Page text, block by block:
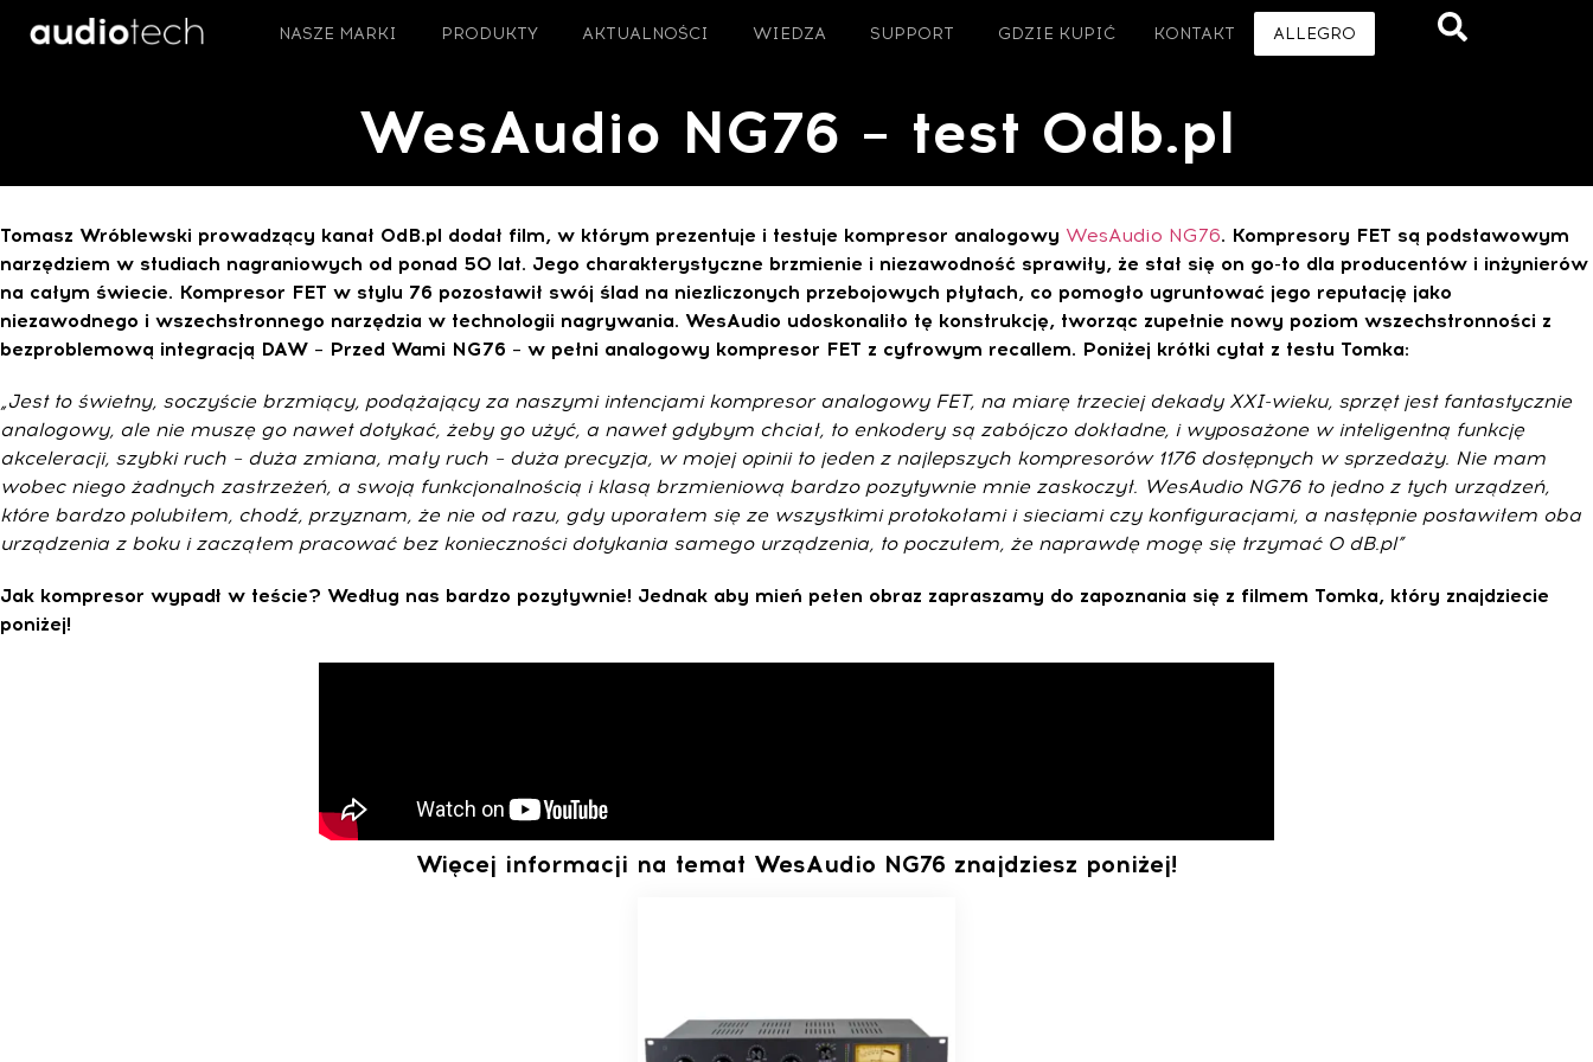
NASZE MARKI PRODUKTY AKTUALNOŚCI WIEDZA SUPPORT GDZIE KUPIĆ KONTAKT ALLEGRO
WesAudio NG76 – test 0db.pl
Tomasz Wróblewski prowadzący kanał 0dB.pl dodał film, w którym prezentuje i testuje kompresor analogowy WesAudio NG76. Kompresory FET są podstawowym
narzędziem w studiach nagraniowych od ponad 50 lat. Jego charakterystyczne brzmienie i niezawodność sprawiły, że stał się on go-to dla producentów i inżynierów
na całym świecie. Kompresor FET w stylu 76 pozostawił swój ślad na niezliczonych przebojowych płytach, co pomogło ugruntować jego reputację jako
niezawodnego i wszechstronnego narzędzia w technologii nagrywania. WesAudio udoskonaliło tę konstrukcję, tworząc zupełnie nowy poziom wszechstronności z
bezproblemową integracją DAW – Przed Wami NG76 – w pełni analogowy kompresor FET z cyfrowym recallem. Poniżej krótki cytat z testu Tomka:
„Jest to świetny, soczyście brzmiący, podążający za naszymi intencjami kompresor analogowy FET, na miarę trzeciej dekady XXI-wieku, sprzęt jest fantastycznie
analogowy, ale nie muszę go nawet dotykać, żeby go użyć, a nawet gdybym chciał, to enkodery są zabójczo dokładne, i wyposażone w inteligentną funkcję
akceleracji, szybki ruch – duża zmiana, mały ruch – duża precyzja, w mojej opinii to jeden z najlepszych kompresorów 1176 dostępnych w sprzedaży. Nie mam
wobec niego żadnych zastrzeżeń, a swoją funkcjonalnością i klasą brzmieniową bardzo pozytywnie mnie zaskoczył. WesAudio NG76 to jedno z tych urządzeń,
które bardzo polubiłem, chodź, przyznam, że nie od razu, gdy uporałem się ze wszystkimi protokołami i sieciami czy konfiguracjami, a następnie postawiłem oba
urządzenia z boku i zacząłem pracować bez konieczności dotykania samego urządzenia, to poczułem, że naprawdę mogę się trzymać 0 dB.pl”
Jak kompresor wypadł w teście? Według nas bardzo pozytywnie! Jednak aby mień pełen obraz zapraszamy do zapoznania się z filmem Tomka, który znajdziecie
poniżej!
Więcej informacji na temat WesAudio NG76 znajdziesz poniżej!